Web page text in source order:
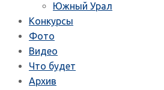
Южный Урал
Конкурсы
Фото
Видео
Что будет
Архив